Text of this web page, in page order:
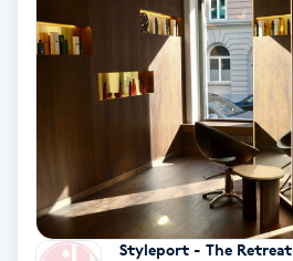
Personal shopper
Personlig tränare
Piercing
Styleport - The Retreat